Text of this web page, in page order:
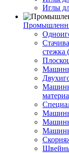
Иглы
стежка
Машины
Машины